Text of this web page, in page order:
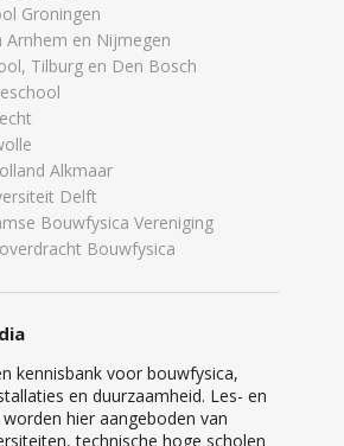
Groningen
Arnhem en Nijmegen
Tilburg en Den Bosch
Alkmaar
Delft
Bouwfysica Vereniging
Bouwfysica
kennisbank voor bouwfysica,
en duurzaamheid. Les- en
hier aangeboden van
technische hoge scholen